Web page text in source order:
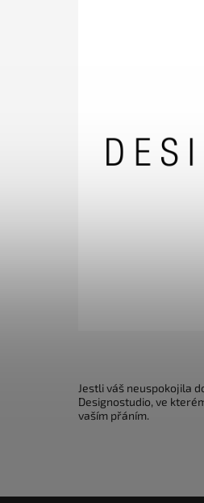
Jestli váš neuspokojila
Designostudio, ve
vaším přáním.